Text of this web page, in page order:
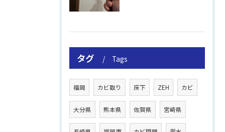
タグ Tags
福岡 カビ取り 床下 ZEH カビ
大分県 熊本県 佐賀県 宮崎県